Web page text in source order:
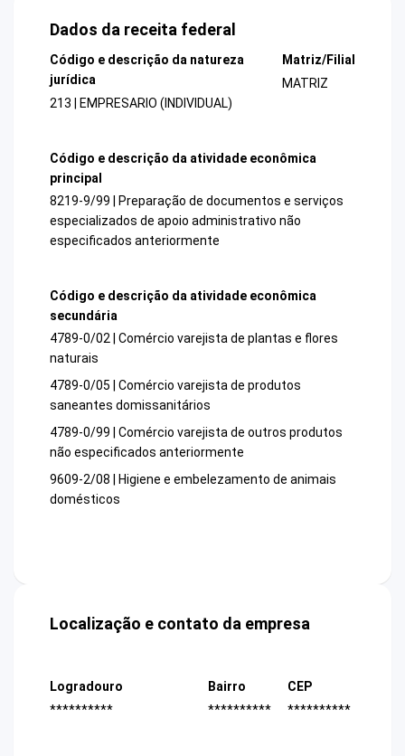
Dados da receita federal
Código e descrição da natureza
jurídica
213 | EMPRESARIO (INDIVIDUAL)
Matriz/Filial
MATRIZ
Código e descrição da atividade econômica
principal
8219-9/99 | Preparação de documentos e serviços
especializados de apoio administrativo não
especificados anteriormente
Código e descrição da atividade econômica
secundária
4789-0/02 | Comércio varejista de plantas e flores
naturais
4789-0/05 | Comércio varejista de produtos
saneantes domissanitários
4789-0/99 | Comércio varejista de outros produtos
não especificados anteriormente
9609-2/08 | Higiene e embelezamento de animais
domésticos
Localização e contato da empresa
Logradouro
**********
Bairro
**********
CEP
**********